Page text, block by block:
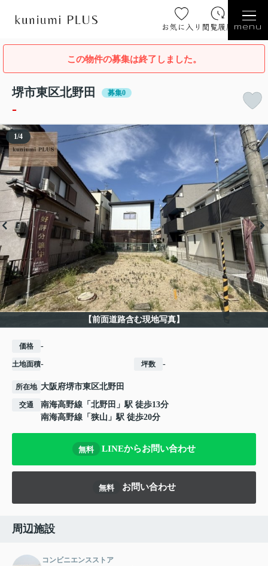
お気に入り 閲覧履歴 menu
この物件の募集は終了しました。
堺市東区北野田 募集0
-
【前面道路含む現地写真】
1/4
価格 -
土地面積- 坪数 -
所在地 大阪府堺市東区北野田
交通 南海高野線 「 北野田 」駅 徒歩13分
南海高野線 「 狭山 」駅 徒歩20分
無料 LINEからお問い合わせ
無料 お問い合わせ
周辺施設
コンビニエンスストア